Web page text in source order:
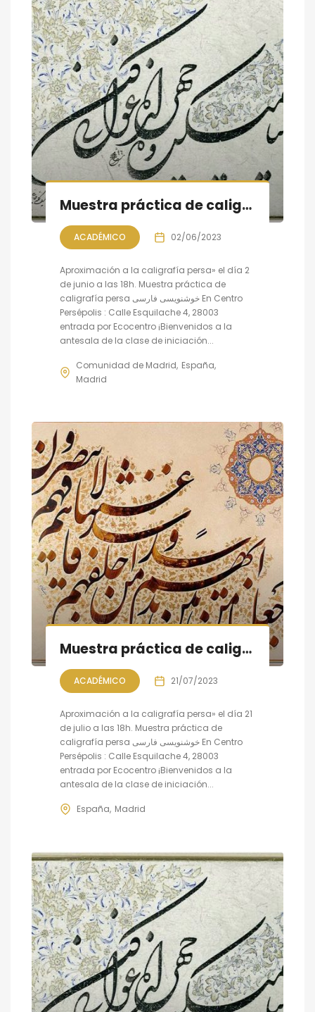
Muestra práctica de caligrafía persa, sesión VII
ACADÉMICO 02/06/2023
Aproximación a la caligrafía persa» el día 2
de junio a las 18h. Muestra práctica de
caligrafía persa خوشنویسی فارسی En Centro
Persépolis : Calle Esquilache 4, 28003
entrada por Ecocentro ¡Bienvenidos a la
antesala de la clase de iniciación...
Comunidad de Madrid España
Madrid
Muestra práctica de caligrafía persa
ACADÉMICO 21/07/2023
Aproximación a la caligrafía persa» el día 21
de julio a las 18h. Muestra práctica de
caligrafía persa خوشنویسی فارسی En Centro
Persépolis : Calle Esquilache 4, 28003
entrada por Ecocentro ¡Bienvenidos a la
antesala de la clase de iniciación...
España Madrid